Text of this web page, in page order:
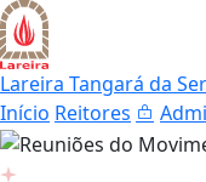
Lareira Tangará da
Início Reitores